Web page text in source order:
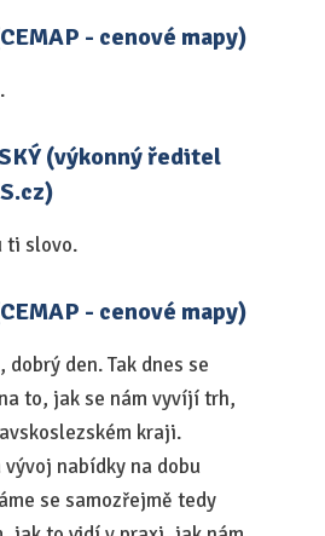
- cenové mapy)
(výkonný ředitel
ti slovo.
- cenové mapy)
den. Tak dnes se
to, jak se nám vyvíjí trh,
kraji.
vývoj nabídky na dobu
se samozřejmě tedy